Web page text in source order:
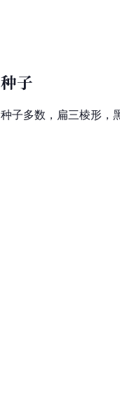
种子
种子多数，扁三棱形，